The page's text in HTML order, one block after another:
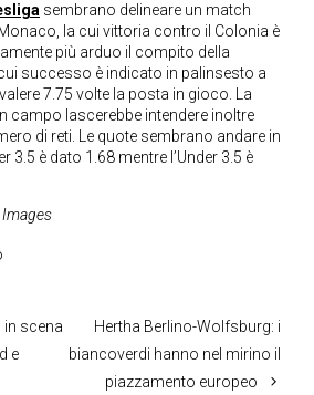
sembrano delineare un match
la cui vittoria contro il Colonia è
più arduo il compito della
successo è indicato in palinsesto a
7.75 volte la posta in gioco. La
campo lascerebbe intendere inoltre
di reti. Le quote sembrano andare in
3.5 è dato 1.68 mentre l’Under 3.5 è
Images
scena
e
Hertha Berlino-Wolfsburg: i
biancoverdi hanno nel mirino il
piazzamento europeo